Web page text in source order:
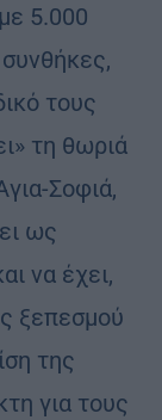
5.000
τους
τη θωριά
Σοφιά,
ως
να έχει,
ξεπεσμού
της
για τους